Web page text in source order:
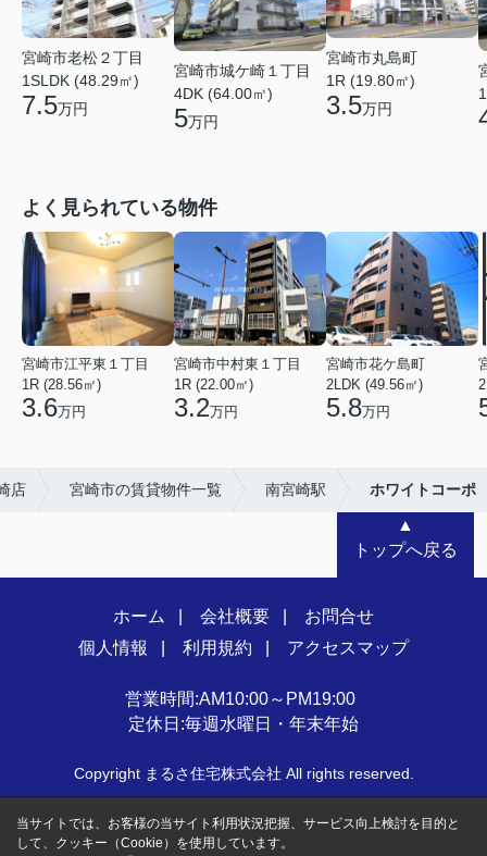
宮崎市老松２丁目
1SLDK (48.29㎡)
7.5万円
宮崎市城ケ崎１丁目
4DK (64.00㎡)
5万円
宮崎市丸島町
1R (19.80㎡)
3.5万円
よく見られている物件
宮崎市江平東１丁目
1R (28.56㎡)
3.6万円
宮崎市中村東１丁目
1R (22.00㎡)
3.2万円
宮崎市花ケ島町
2LDK (49.56㎡)
5.8万円
店 宮崎市の賃貸物件一覧 南宮崎駅 ホワイトコーポ
▲
トップへ戻る
ホーム 会社概要
お問合せ
個人情報
利用規約 アクセスマップ
営業時間:AM10:00～PM19:00
定休日:毎週水曜日・年末年始
Copyright まるさ住宅株式会社 All rights reserved.
当サイトでは、お客様の当サイト利用状況把握、サービス向上検討を目的と
して、クッキー（Cookie）を使用しています。